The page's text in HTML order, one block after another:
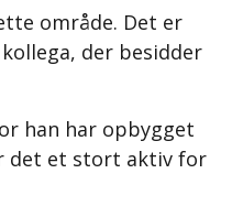
område. Det er
der besidder
han har opbygget
det et stort aktiv for